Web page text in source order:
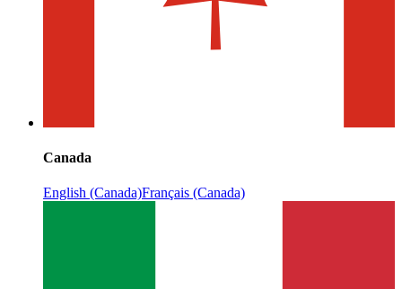
Canada
English (Canada)Français (Canada)